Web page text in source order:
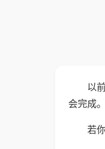
以
会完成
若